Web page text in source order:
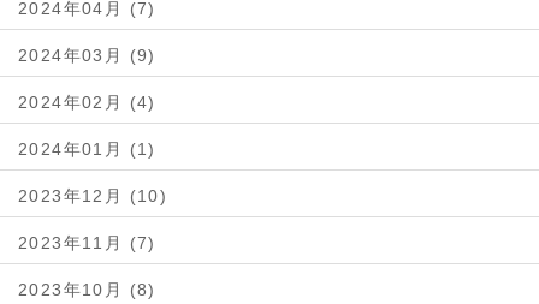
2024年04月 (7)
2024年03月 (9)
2024年02月 (4)
2024年01月 (1)
2023年12月 (10)
2023年11月 (7)
2023年10月 (8)